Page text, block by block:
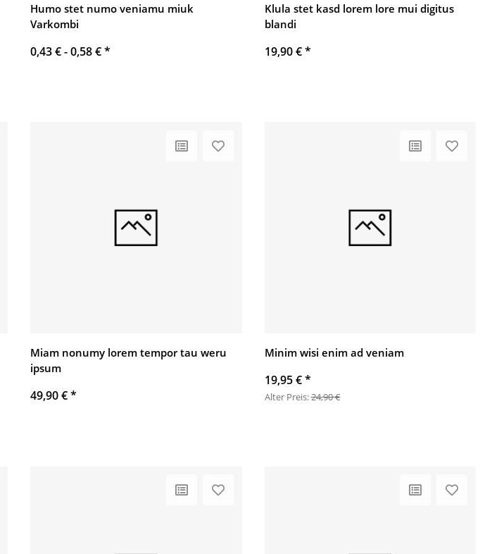
Humo stet numo veniamu miuk
Varkombi
0,43 € -0,58 €*
Klula stet kasd lorem lore mui digitus
blandi
19,90 €*
Miam nonumy lorem tempor tau weru
ipsum
49,90 €*
Minim wisi enim ad veniam
19,95 €*
Alter Preis:24,90 €